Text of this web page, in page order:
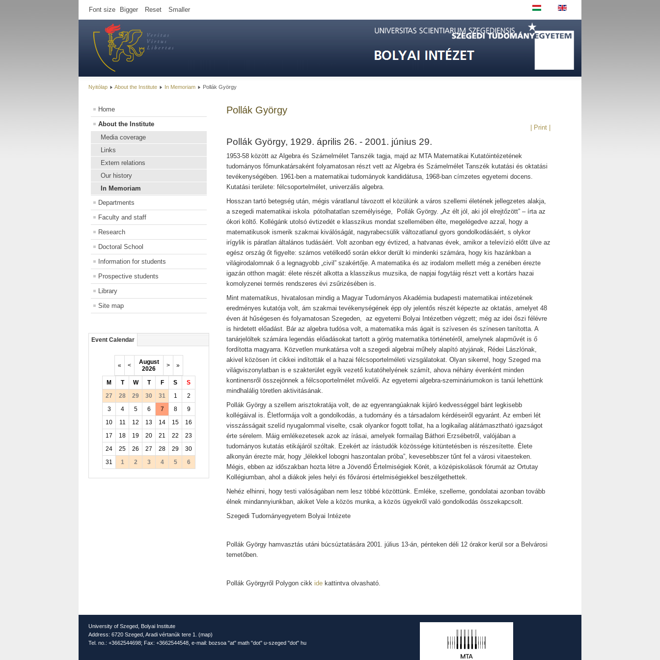
Font size Bigger Reset Smaller
Nyitólap About the Institute In Memoriam Pollák György
Home
About the Institute
Media coverage
Links
Extern relations
Our history
In Memoriam
Departments
Faculty and staff
Research
Doctoral School
Information for students
Prospective students
Library
Site map
Event Calendar
« <
August
2026
> »
M T W T F S
S
27
28 29 30 31 1
2
3
4 5 6 7 8
9
10
11 12 13 14 15
16
17
18 19 20 21 22
23
24
25 26 27 28 29
30
31
1 2 3 4 5 6
Pollák György
| Print |
Pollák György, 1929. április 26. - 2001. június 29.
1953-58 között az Algebra és Számelmélet Tanszék tagja, majd az MTA Matematikai Kutatóintézetének
tudományos főmunkatársaként folyamatosan részt vett az Algebra és Számelmélet Tanszék kutatási és oktatási
tevékenységében. 1961-ben a matematikai tudományok kandidátusa, 1968-ban címzetes egyetemi docens.
Kutatási területe: félcsoportelmélet, univerzális algebra.
Hosszan tartó betegség után, mégis váratlanul távozott el közülünk a város szellemi életének jellegzetes alakja,
a szegedi matematikai iskola pótolhatatlan személyisége, Pollák György. „Az élt jól, aki jól elrejtőzött” – írta az
ókori költő. Kollégánk utolsó évtizedét e klasszikus mondat szellemében élte, megelégedve azzal, hogy a
matematikusok ismerik szakmai kiválóságát, nagyrabecsülik változatlanul gyors gondolkodásáért, s olykor
irígylik is páratlan általános tudásáért. Volt azonban egy évtized, a hatvanas évek, amikor a televízió előtt ülve az
egész ország őt figyelte: számos vetélkedő során ekkor derült ki mindenki számára, hogy kis hazánkban a
világirodalomnak ő a legnagyobb „civil” szakértője. A matematika és az irodalom mellett még a zenében érezte
igazán otthon magát: élete részét alkotta a klasszikus muzsika, de napjai fogytáig részt vett a kortárs hazai
komolyzenei termés rendszeres évi zsűrizésében is.
Mint matematikus, hivatalosan mindig a Magyar Tudományos Akadémia budapesti matematikai intézetének
eredményes kutatója volt, ám szakmai tevékenységének épp oly jelentős részét képezte az oktatás, amelyet 48
éven át hűségesen és folyamatosan Szegeden, az egyetemi Bolyai Intézetben végzett; még az idei őszi félévre
is hirdetett előadást. Bár az algebra tudósa volt, a matematika más ágait is szívesen és színesen tanította. A
tanárjelöltek számára legendás előadásokat tartott a görög matematika történetéről, amelynek alapművét is ő
fordította magyarra. Közvetlen munkatársa volt a szegedi algebrai műhely alapító atyjának, Rédei Lászlónak,
akivel közösen írt cikkei indították el a hazai félcsoportelméleti vizsgálatokat. Olyan sikerrel, hogy Szeged ma
világviszonylatban is e szakterület egyik vezető kutatóhelyének számít, ahova néhány évenként minden
kontinensről összejönnek a félcsoportelmélet művelői. Az egyetemi algebra-szemináriumokon is tanúi lehettünk
mindhalálig töretlen aktivitásának.
Pollák György a szellem arisztokratája volt, de az egyenrangúaknak kijáró kedvességgel bánt legkisebb
kollégáival is. Életformája volt a gondolkodás, a tudomány és a társadalom kérdéseiről egyaránt. Az emberi lét
visszásságait szelíd nyugalommal viselte, csak olyankor fogott tollat, ha a logikailag alátámasztható igazságot
érte sérelem. Máig emlékezetesek azok az írásai, amelyek formailag Báthori Erzsébetről, valójában a
tudományos kutatás etikájáról szóltak. Ezekért az írástudók közössége kitüntetésben is részesítette. Élete
alkonyán érezte már, hogy „lélekkel lobogni haszontalan próba”, kevesebbszer tűnt fel a városi vitaesteken.
Mégis, ebben az időszakban hozta létre a Jövendő Értelmiségiek Körét, a középiskolások fórumát az Ortutay
Kollégiumban, ahol a diákok jeles helyi és fővárosi értelmiségiekkel beszélgethettek.
Nehéz elhinni, hogy testi valóságában nem lesz többé közöttünk. Emléke, szelleme, gondolatai azonban tovább
élnek mindannyiunkban, akiket Vele a közös munka, a közös ügyekről való gondolkodás összekapcsolt.
Szegedi Tudományegyetem Bolyai Intézete
Pollák György hamvasztás utáni búcsúztatására 2001. július 13-án, pénteken déli 12 órakor kerül sor a Belvárosi
temetőben.
Pollák Györgyről Polygon cikk idekattintva olvasható.
University of Szeged, Bolyai Institute
Address: 6720 Szeged, Aradi vértanúk tere 1. (map)
Tel. no.: +3662544698; Fax: +3662544548, e-mail: bozsoa "at" math "dot" u-szeged "dot" hu